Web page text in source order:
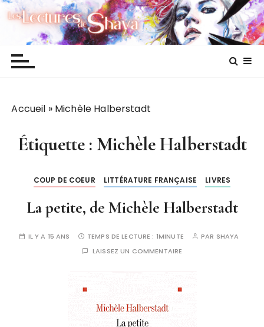
P
Les lectures de Shaya
Accueil » Michèle Halberstadt
Étiquette : Michèle Halberstadt
COUP DE COEUR LITTÉRATURE FRANÇAISE LIVRES
La petite, de Michèle Halberstadt
IL Y A 15 ANS TEMPS DE LECTURE : 1MINUTE PAR SHAYA
LAISSEZ UN COMMENTAIRE